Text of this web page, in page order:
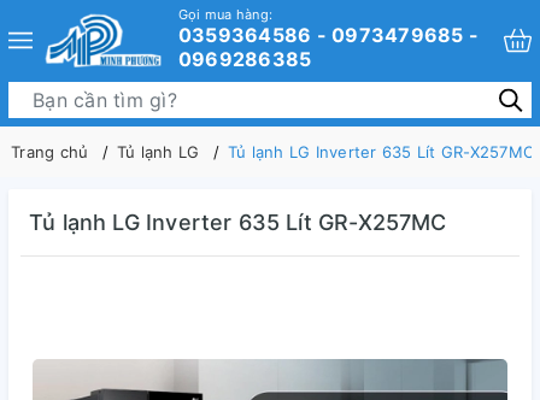
Gọi mua hàng:
0359364586 - 0973479685 -
0969286385
Trang chủ Tủ lạnh LG Tủ lạnh LG Inverter 635 Lít GR-X257MC
Tủ lạnh LG Inverter 635 Lít GR-X257MC